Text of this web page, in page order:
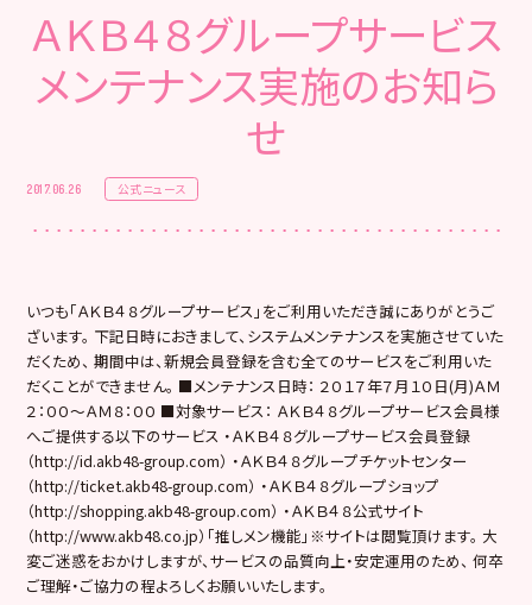
ＡＫＢ４８グループサービス
メンテナンス実施のお知ら
せ
2017.06.26 公式ニュース
いつも「ＡＫＢ４８グループサービス」をご利用いただき誠にありがとうご
ざいます。 下記日時におきまして、システムメンテナンスを実施させていた
だくため、 期間中は、新規会員登録を含む全てのサービスをご利用いた
だくことができません。 ■メンテナンス日時： ２０１７年７月１０日(月)ＡＭ
２：００～ＡＭ８：００ ■対象サービス： ＡＫＢ４８グループサービス会員様
へご提供する以下のサービス ・ＡＫＢ４８グループサービス会員登録
（http://id.akb48-group.com） ・ＡＫＢ４８グループチケットセンター
（http://ticket.akb48-group.com） ・ＡＫＢ４８グループショップ
（http://shopping.akb48-group.com） ・ＡＫＢ４８公式サイト
（http://www.akb48.co.jp）「推しメン機能」※サイトは閲覧頂けます。 大
変ご迷惑をおかけしますが、サービスの品質向上・安定運用のため、 何卒
ご理解・ご協力の程よろしくお願いいたします。